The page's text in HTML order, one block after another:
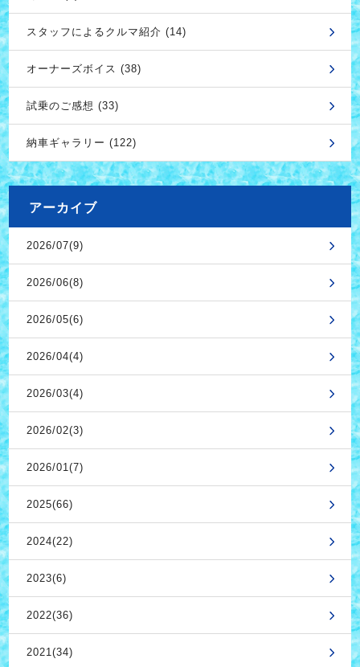
スタッフによるクルマ紹介 (14)
オーナーズボイス (38)
試乗のご感想 (33)
納車ギャラリー (122)
アーカイブ
2026/07(9)
2026/06(8)
2026/05(6)
2026/04(4)
2026/03(4)
2026/02(3)
2026/01(7)
2025(66)
2024(22)
2023(6)
2022(36)
2021(34)